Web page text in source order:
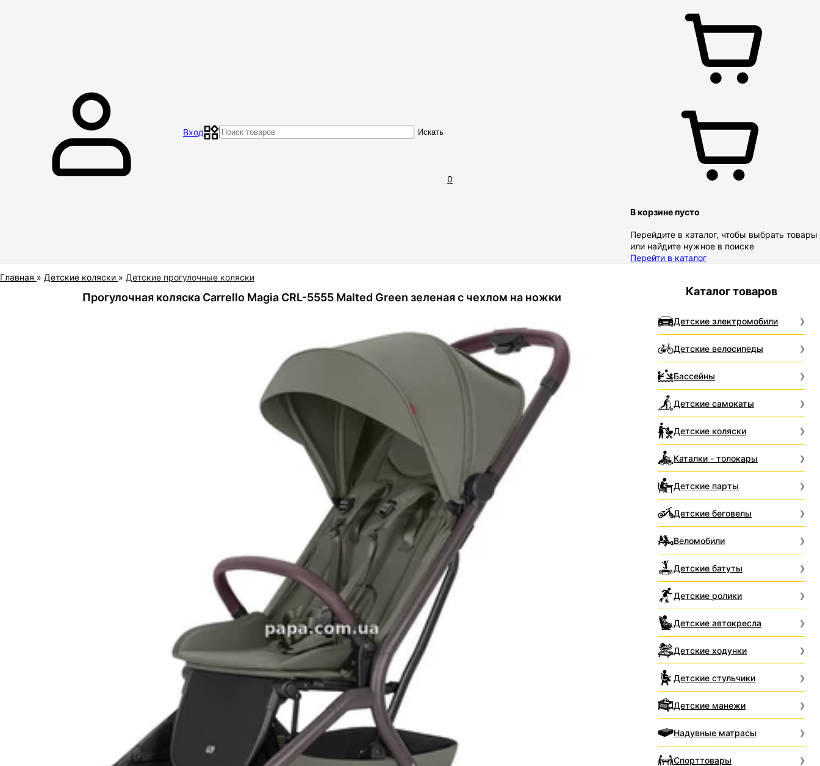
МагазинКонтакты ОтзывыДоставка и оплатаОбмен и возврат товара
Вход Искать
0
В корзине пусто
Перейдите в каталог, чтобы выбрать товары
или найдите нужное в поиске
Перейти в каталог
Главная » Детские коляски » Детские прогулочные коляски
Прогулочная коляска Carrello Magia CRL-5555 Malted Green зеленая с чехлом на ножки Каталог товаров
Детские электромобили
Детские велосипеды
Бассейны
Детские самокаты
Детские коляски
Каталки - толокары
Детские парты
Детские беговелы
Веломобили
Детские батуты
Детские ролики
Детские автокресла
Детские ходунки
Детские стульчики
Детские манежи
Надувные матрасы
Спорттовары